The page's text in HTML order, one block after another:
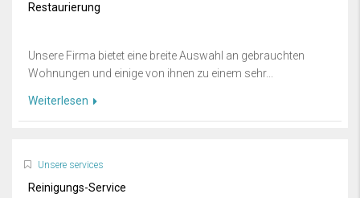
Restaurierung
Unsere Firma bietet eine breite Auswahl an gebrauchten
Wohnungen und einige von ihnen zu einem sehr...
Weiterlesen
Unsere services
Reinigungs-Service